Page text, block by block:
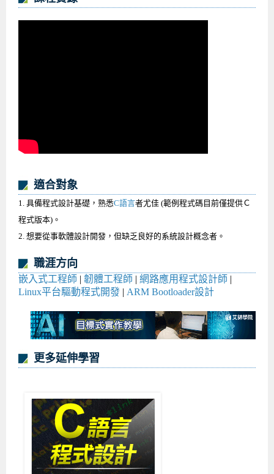
適合對象
1. 具備程式設計基礎，熟悉C語言者尤佳 (範例程式碼目前僅提供Ｃ
程式版本)。
2. 想要從事軟體設計開發，但缺乏良好的系統設計概念者。
職涯方向
嵌入式工程師 韌體工程師 網路應用程式設計師
Linux平台驅動程式開發
ARM Bootloader設計
更多延伸學習